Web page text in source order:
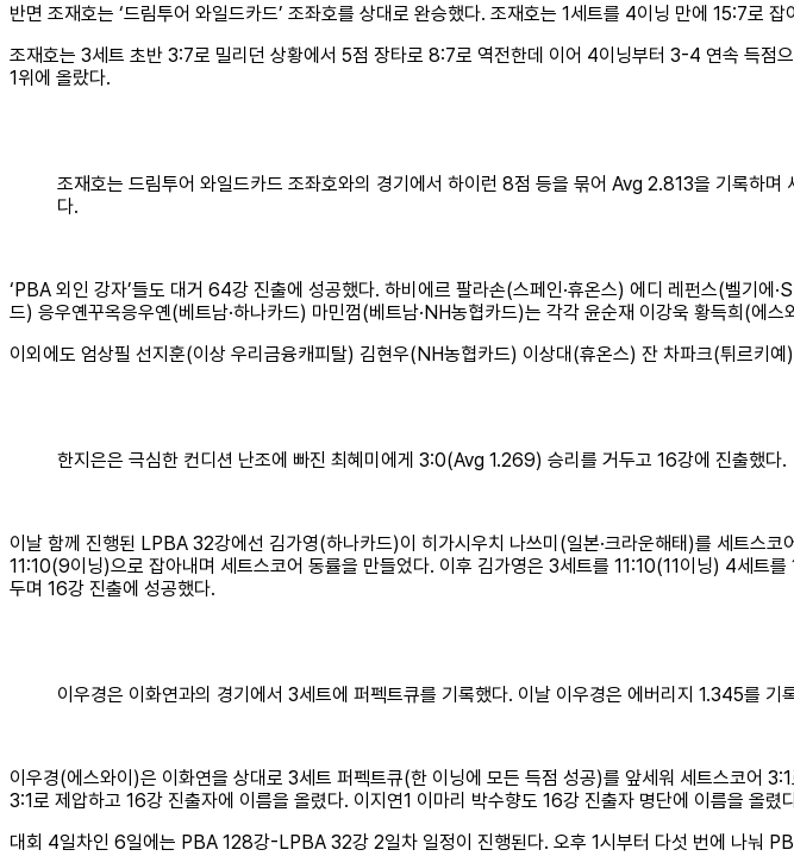
반면 조재호는 ‘드림투어 와일드카드’ 조좌호를 상대로 완승했다. 조재호는 1세트를 4이닝 만에 15:7로
조재호는 3세트 초반 3:7로 밀리던 상황에서 5점 장타로 8:7로 역전한데 이어 4이닝부터 3-4 연속 득
1위에 올랐다.
조재호는 드림투어 와일드카드 조좌호와의 경기에서 하이런 8점 등을 묶어 Avg 2.813을 기록하며
다.
‘PBA 외인 강자’들도 대거 64강 진출에 성공했다. 하비에르 팔라손(스페인·휴온스) 에디 레펀스(벨기
드) 응우옌꾸옥응우옌(베트남·하나카드) 마민껌(베트남·NH농협카드)는 각각 윤순재 이강욱 황득희(에
이외에도 엄상필 선지훈(이상 우리금융캐피탈) 김현우(NH농협카드) 이상대(휴온스) 잔 차파크(튀르키
한지은은 극심한 컨디션 난조에 빠진 최혜미에게 3:0(Avg 1.269) 승리를 거두고 16강에 진출했다.
이날 함께 진행된 LPBA 32강에선 김가영(하나카드)이 히가시우치 나쓰미(일본·크라운해태)를 세트스
11:10(9이닝)으로 잡아내며 세트스코어 동률을 만들었다. 이후 김가영은 3세트를 11:10(11이닝) 4세트
두며 16강 진출에 성공했다.
이우경은 이화연과의 경기에서 3세트에 퍼펙트큐를 기록했다. 이날 이우경은 에버리지 1.345를 기
이우경(에스와이)은 이화연을 상대로 3세트 퍼펙트큐(한 이닝에 모든 득점 성공)를 앞세워 세트스코어
3:1로 제압하고 16강 진출자에 이름을 올렸다. 이지연1 이마리 박수향도 16강 진출자 명단에 이름을 올렸
대회 4일차인 6일에는 PBA 128강-LPBA 32강 2일차 일정이 진행된다. 오후 1시부터 다섯 번에 나눠